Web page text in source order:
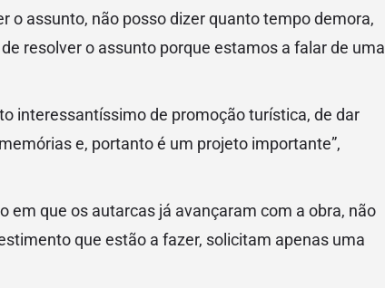
o assunto, não posso dizer quanto tempo demora,
resolver o assunto porque estamos a falar de uma
interessantíssimo de promoção turística, de dar
e, portanto é um projeto importante”,
em que os autarcas já avançaram com a obra, não
que estão a fazer, solicitam apenas uma